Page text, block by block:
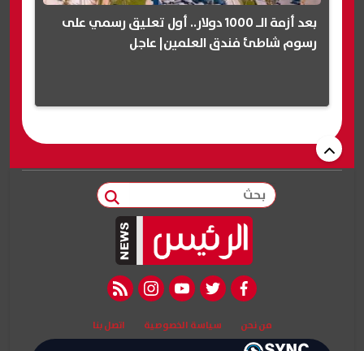
بعد أزمة الـ 1000 دولار.. أول تعليق رسمي على
رسوم شاطئ فندق العلمين| عاجل
بحث
facebook
twitter
youtube
instagram
rss feed
من نحن سياسة الخصوصية اتصل بنا